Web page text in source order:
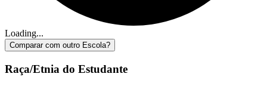
Loading...
Comparar com outro Escola?
Raça/Etnia do Estudante